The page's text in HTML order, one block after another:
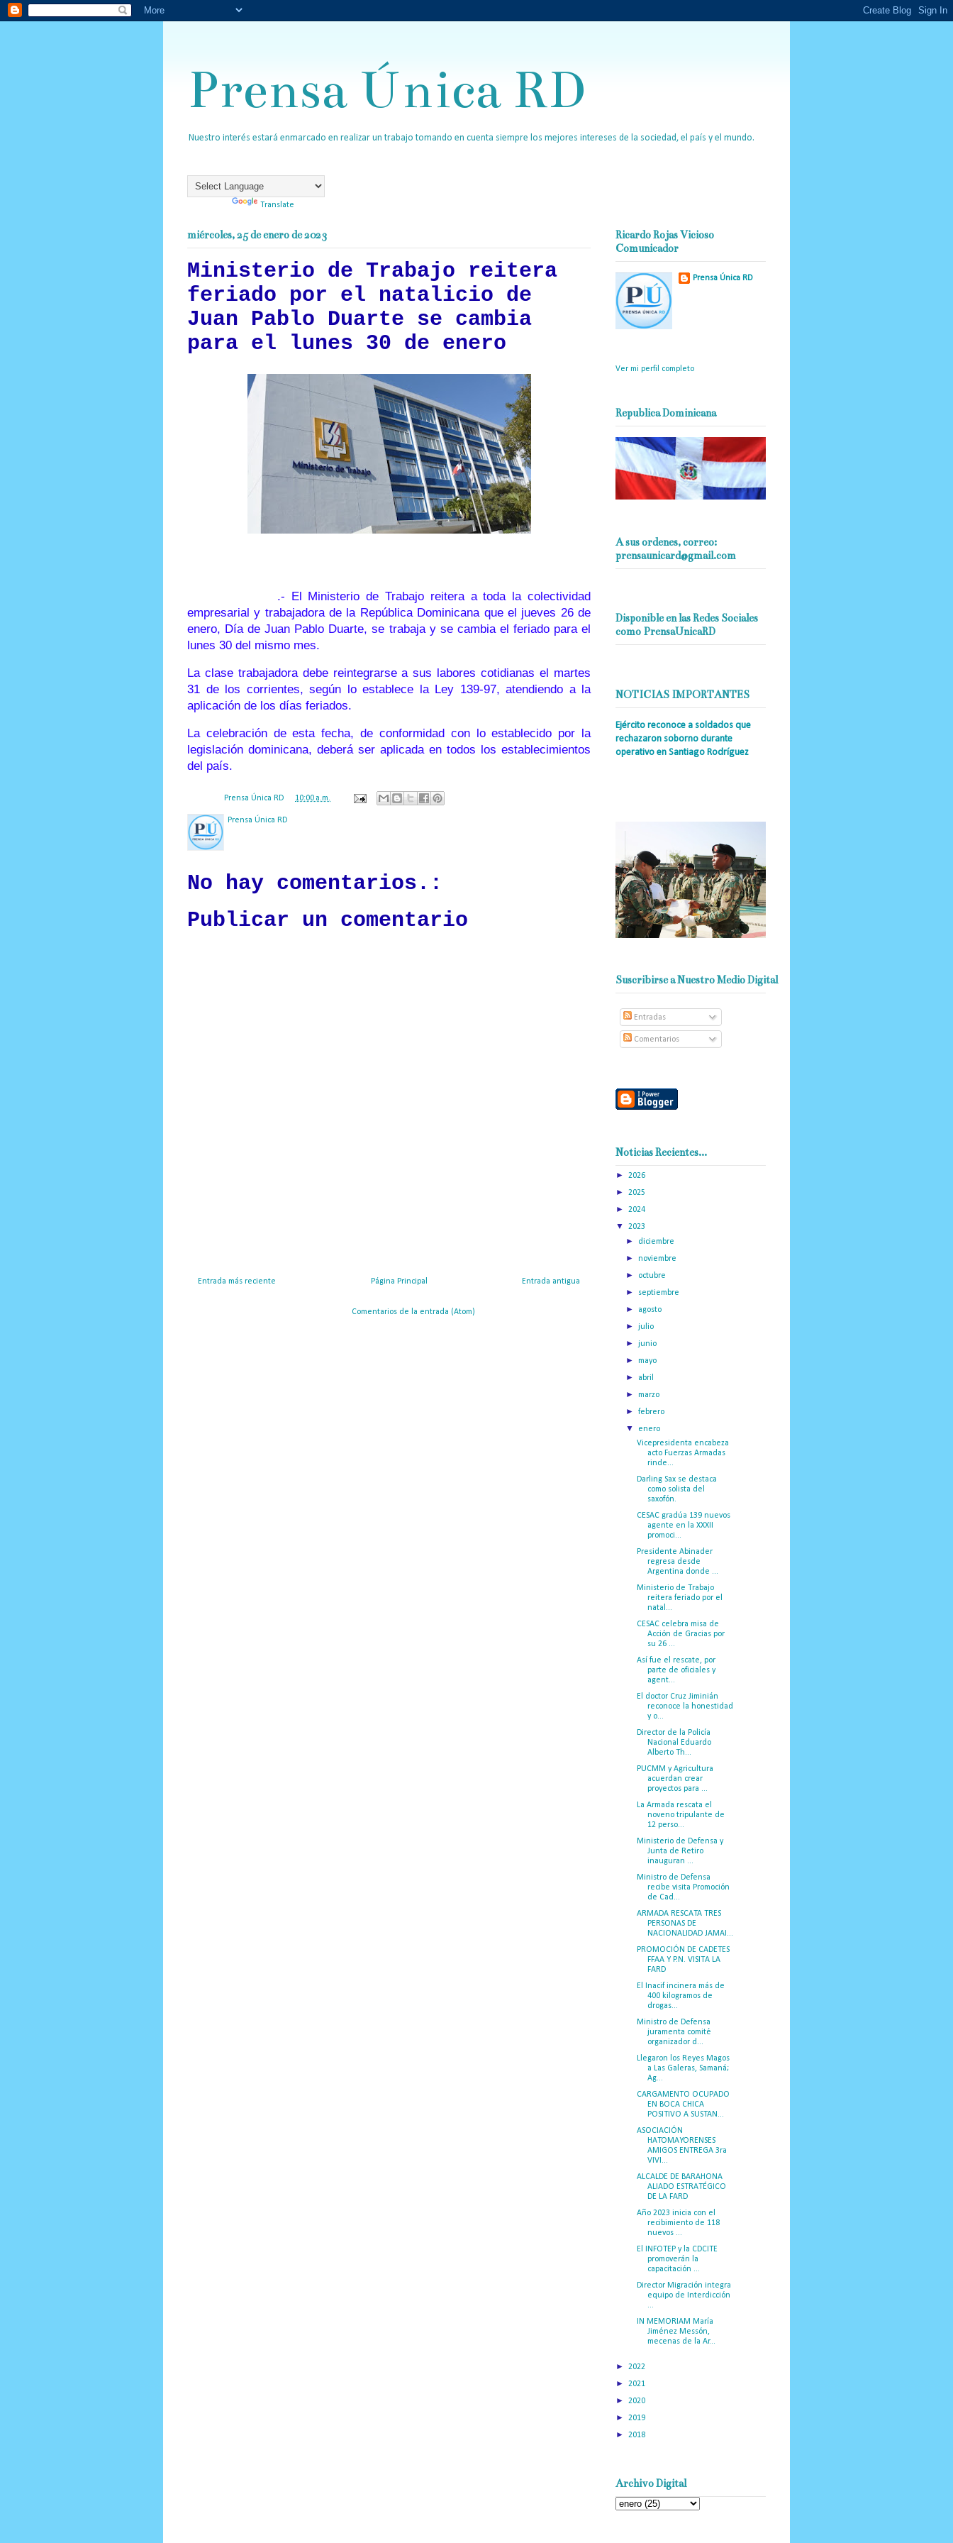
Prensa Única RD
Nuestro interés estará enmarcado en realizar un trabajo tomando en cuenta siempre los mejores intereses de la sociedad, el país y el mundo.
Translate
miércoles, 25 de enero de 2023
Ministerio de Trabajo reitera
feriado por el natalicio de
Juan Pablo Duarte se cambia
para el lunes 30 de enero
.- El Ministerio de Trabajo reitera a toda la colectividad
empresarial y trabajadora de la República Dominicana que el jueves 26 de
enero, Día de Juan Pablo Duarte, se trabaja y se cambia el feriado para el
lunes 30 del mismo mes.
La clase trabajadora debe reintegrarse a sus labores cotidianas el martes
31 de los corrientes, según lo establece la Ley 139-97, atendiendo a la
aplicación de los días feriados.
La celebración de esta fecha, de conformidad con lo establecido por la
legislación dominicana, deberá ser aplicada en todos los establecimientos
del país.
Prensa Única RD 10:00 a.m.
Prensa Única RD
No hay comentarios.:
Publicar un comentario
Entrada más reciente Entrada antigua
Página Principal
Comentarios de la entrada (Atom)
Ricardo Rojas Vicioso
Comunicador
Prensa Única RD
Ver mi perfil completo
Republica Dominicana
A sus ordenes, correo:
prensaunicard@gmail.com
Disponible en las Redes Sociales
como PrensaUnicaRD
NOTICIAS IMPORTANTES
Ejército reconoce a soldados que
rechazaron soborno durante
operativo en Santiago Rodríguez
Suscribirse a Nuestro Medio Digital
Entradas
Comentarios
Noticias Recientes...
► 2026
► 2025
► 2024
▼ 2023
► diciembre
►noviembre
► octubre
► septiembre
► agosto
►julio
►junio
►mayo
► abril
►marzo
►febrero
▼ enero
Vicepresidenta encabeza
acto Fuerzas Armadas
rinde...
Darling Sax se destaca
como solista del
saxofón.
CESAC gradúa 139 nuevos
agente en la XXXII
promoci...
Presidente Abinader
regresa desde
Argentina donde ...
Ministerio de Trabajo
reitera feriado por el
natal...
CESAC celebra misa de
Acción de Gracias por
su 26 ...
Así fue el rescate, por
parte de oficiales y
agent...
El doctor Cruz Jiminián
reconoce la honestidad
y o...
Director de la Policía
Nacional Eduardo
Alberto Th...
PUCMM y Agricultura
acuerdan crear
proyectos para ...
La Armada rescata el
noveno tripulante de
12 perso...
Ministerio de Defensa y
Junta de Retiro
inauguran ...
Ministro de Defensa
recibe visita Promoción
de Cad...
ARMADA RESCATA TRES
PERSONAS DE
NACIONALIDAD JAMAI...
PROMOCIÓN DE CADETES
FFAA Y P.N. VISITA LA
FARD
El Inacif incinera más de
400 kilogramos de
drogas...
Ministro de Defensa
juramenta comité
organizador d...
Llegaron los Reyes Magos
a Las Galeras, Samaná;
Ag...
CARGAMENTO OCUPADO
EN BOCA CHICA
POSITIVO A SUSTAN...
ASOCIACIÓN
HATOMAYORENSES
AMIGOS ENTREGA 3ra
VIVI...
ALCALDE DE BARAHONA
ALIADO ESTRATÉGICO
DE LA FARD
Año 2023 inicia con el
recibimiento de 118
nuevos ...
El INFOTEP y la CDCITE
promoverán la
capacitación ...
Director Migración integra
equipo de Interdicción
...
IN MEMORIAM María
Jiménez Messón,
mecenas de la Ar...
► 2022
► 2021
► 2020
► 2019
► 2018
Archivo Digital